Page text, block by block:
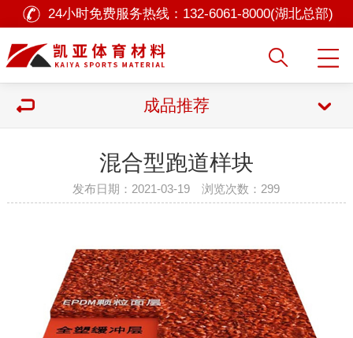
24小时免费服务热线： 132-6061-8000(湖北总部)
成品推荐
混合型跑道样块
发布日期：2021-03-19 浏览次数： 299